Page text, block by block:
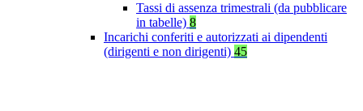
Tassi di assenza trimestrali (da pubblicare
in tabelle) 8
Incarichi conferiti e autorizzati ai dipendenti
(dirigenti e non dirigenti) 45